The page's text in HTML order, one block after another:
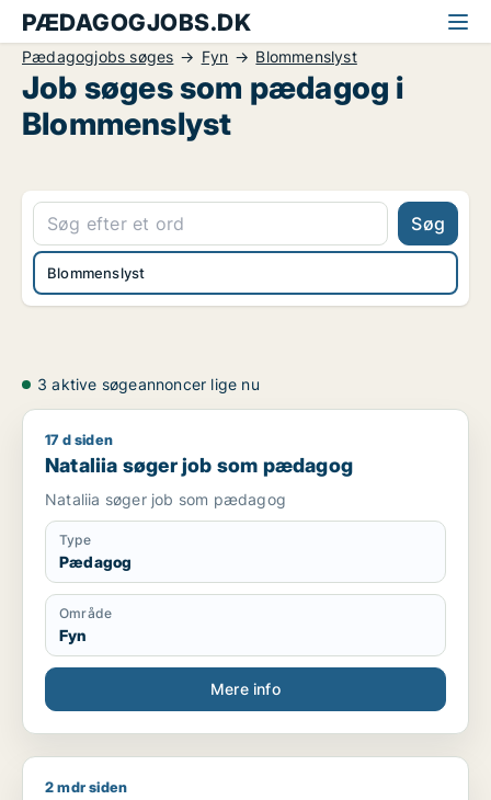
PÆDAGOGJOBS.DK
Pædagogjobs søges Fyn Blommenslyst
Job søges som pædagog i
Blommenslyst
Søg
Blommenslyst
3 aktive søgeannoncer lige nu
Nataliia søger job som pædagog
17 d siden
Nataliia søger job som pædagog
Nataliia søger job som pædagog
Type
Pædagog
Område
Fyn
Mere info
Jeg søger job som pædagog
2 mdr siden